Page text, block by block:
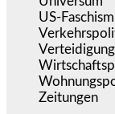
US-
Zeitungen